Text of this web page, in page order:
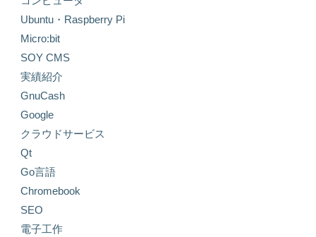
Ubuntu・Raspberry Pi
Micro:bit
SOY CMS
実績紹介
GnuCash
Google
クラウドサービス
Qt
Go言語
Chromebook
SEO
電子工作